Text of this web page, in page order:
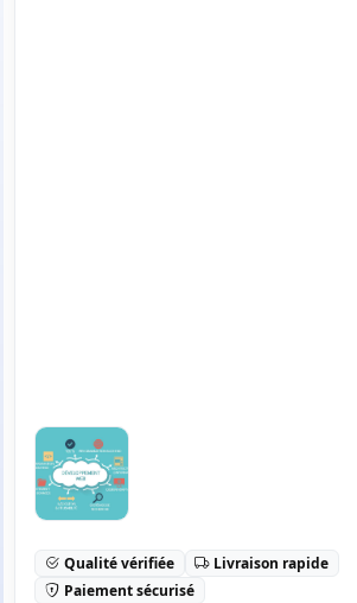
Qualité vérifiée
Livraison rapide
Paiement sécurisé